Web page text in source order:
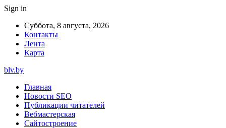
Sign in
Суббота, 8 августа, 2026
Контакты
Лента
Карта
blv.by
Главная
Новости SEO
Публикации читателей
Вебмастерская
Сайтостроение